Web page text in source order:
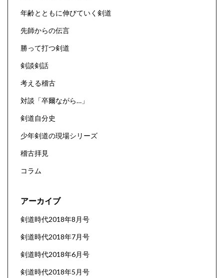
年齢とともに伸びていく剣道
先師からの伝言
勝って打つ剣道
剣談剣話
考える稽古
対談「卒爾ながら…」
剣道自分史
少年剣道の現場シリーズ
稽古拝見
コラム
アーカイブ
剣道時代2018年8月号
剣道時代2018年7月号
剣道時代2018年6月号
剣道時代2018年5月号